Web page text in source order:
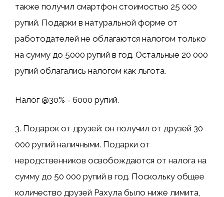
также получил смартфон стоимостью 25 000
рупий. Подарки в натуральной форме от
работодателей не облагаются налогом только
на сумму до 5000 рупий в год. Остальные 20 000
рупий облагались налогом как льгота.
Налог @30% = 6000 рупий.
3. Подарок от друзей: он получил от друзей 30
000 рупий наличными. Подарки от
неродственников освобождаются от налога на
сумму до 50 000 рупий в год. Поскольку общее
количество друзей Рахула было ниже лимита,